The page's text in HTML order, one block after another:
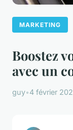
MARKETING
Boostez
avec un
guy•4 février